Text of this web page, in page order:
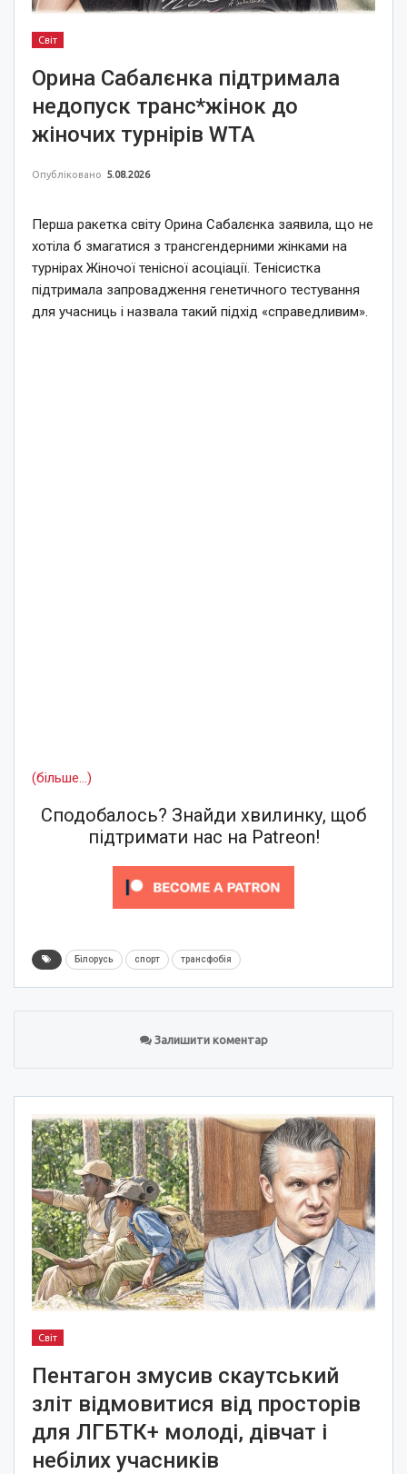
Світ
Орина Сабалєнка підтримала
недопуск транс*жінок до
жіночих турнірів WTA
Опубліковано 5.08.2026
Перша ракетка світу Орина Сабалєнка заявила, що не
хотіла б змагатися з трансгендерними жінками на
турнірах Жіночої тенісної асоціації. Тенісистка
підтримала запровадження генетичного тестування
для учасниць і назвала такий підхід «справедливим».
(більше…)
Сподобалось? Знайди хвилинку, щоб
підтримати нас на Patreon!
Білорусь спорт трансфобія
Залишити коментар
Світ
Пентагон змусив скаутський
зліт відмовитися від просторів
для ЛГБТК+ молоді, дівчат і
небілих учасників